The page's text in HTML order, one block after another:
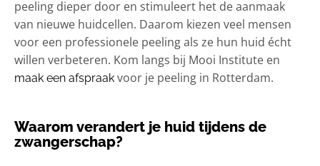
peeling dieper door en stimuleert het de aanmaak
van nieuwe huidcellen. Daarom kiezen veel mensen
voor een professionele peeling als ze hun huid écht
willen verbeteren. Kom langs bij Mooi Institute en
maak een afspraak voor je peeling in Rotterdam.
Waarom verandert je huid tijdens de
zwangerschap?